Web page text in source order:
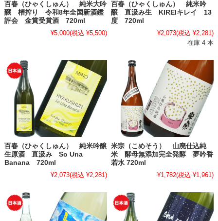
百春（ひゃくしゅん） 純米大吟
醸 槽搾り 令和8年全国新酒鑑
評会 金賞受賞酒 720ml
¥5,000(税込 ¥5,500)
百春（ひゃくしゅん） 純米吟
醸 直汲み生 KIREIキレイ 13
度 720ml
¥2,073(税込 ¥2,281)
在庫 4 本
百春（ひゃくしゅん） 純米吟醸
生原酒 直汲み So Una
Banana 720ml
¥2,073(税込 ¥2,281)
米宗（こめそう） 山廃仕込純
米 酵母無添加完全発酵 夢吟香
若水 720ml
¥1,782(税込 ¥1,961)